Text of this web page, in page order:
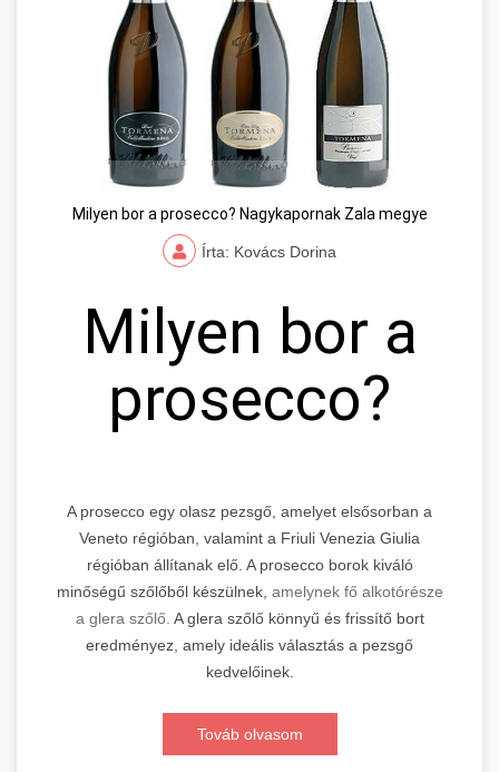
Milyen bor a prosecco? Nagykapornak Zala megye
Írta: Kovács Dorina
Milyen bor a
prosecco?
A prosecco egy olasz pezsgő, amelyet elsősorban a
Veneto régióban, valamint a Friuli Venezia Giulia
régióban állítanak elő. A prosecco borok kiváló
minőségű szőlőből készülnek, amelynek fő alkotórésze
a glera szőlő. A glera szőlő könnyű és frissítő bort
eredményez, amely ideális választás a pezsgő
kedvelőinek.
Továb olvasom